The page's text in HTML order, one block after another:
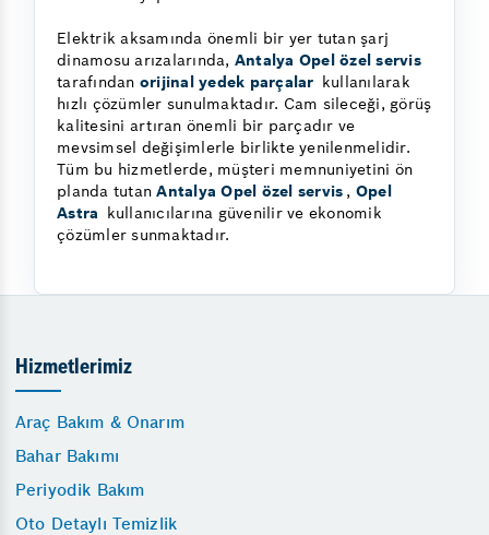
Elektrik aksamında önemli bir yer tutan şarj
dinamosu arızalarında, Antalya Opel özel servis
tarafından orijinal yedek parçalar kullanılarak
hızlı çözümler sunulmaktadır. Cam sileceği, görüş
kalitesini artıran önemli bir parçadır ve
mevsimsel değişimlerle birlikte yenilenmelidir.
Tüm bu hizmetlerde, müşteri memnuniyetini ön
planda tutanAntalya Opel özel servis , Opel
Astra kullanıcılarına güvenilir ve ekonomik
çözümler sunmaktadır.
Hizmetlerimiz
Araç Bakım & Onarım
Bahar Bakımı
Periyodik Bakım
Oto Detaylı Temizlik